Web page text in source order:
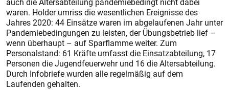
waren. Holder umriss die wesentlichen Ereignisse des
Jahres 2020: 44 Einsätze waren im abgelaufenen Jahr unter
Pande­miebedingungen zu leisten, der Übungsbetrieb lief –
wenn überhaupt – auf Sparflamme weiter. Zum
Personalstand: 61 Kräfte umfasst die Einsatzabteilung, 17
Personen die Jugendfeuerwehr und 16 die Altersabteilung.
Durch Infobriefe wurden alle regelmäßig auf dem
Laufenden gehalten.